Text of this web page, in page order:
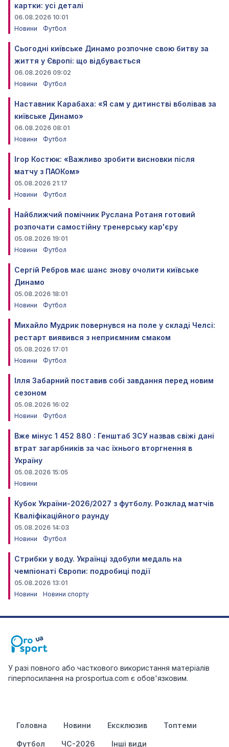
картки: усі деталі
06.08.2026 10:01
Новини
Футбол
Сьогодні київське Динамо розпочне свою битву за
життя у Європі: що відбувається
06.08.2026 09:02
Новини
Футбол
Наставник Карабаха: «Я сам у дитинстві вболівав за
київське Динамо»
06.08.2026 08:01
Новини
Футбол
Ігор Костюк: «Важливо зробити висновки після
матчу з ПАОКом»
05.08.2026 21:17
Новини
Футбол
Найближчий помічник Руслана Ротаня готовий
розпочати самостійну тренерську кар'єру
05.08.2026 19:01
Новини
Футбол
Сергій Ребров має шанс знову очолити київське
Динамо
05.08.2026 18:01
Новини
Футбол
Михайло Мудрик повернувся на поле у складі Челсі:
рестарт виявився з неприємним смаком
05.08.2026 17:01
Новини
Футбол
Ілля Забарний поставив собі завдання перед новим
сезоном
05.08.2026 16:02
Новини
Футбол
Вже мінус 1 452 880 : Генштаб ЗСУ назвав свіжі дані
втрат загарбників за час їхнього вторгнення в
Україну
05.08.2026 15:05
Новини
Кубок України-2026/2027 з футболу. Розклад матчів
Кваліфікаційного раунду
05.08.2026 14:03
Новини
Футбол
Стрибки у воду. Українці здобули медаль на
чемпіонаті Європи: подробиці події
05.08.2026 13:01
Новини
Новини спорту
У разі повного або часткового використання матеріалів
гіперпосилання на prosportua.com є обов'язковим.
Головна Новини Ексклюзив Топтеми
Футбол ЧС-2026 Інші види